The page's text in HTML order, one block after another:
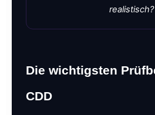
realistisch?
Die wichtigsten
CDD